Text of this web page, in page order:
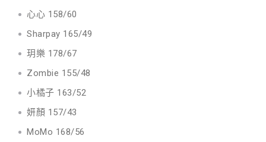
心心 158/60
Sharpay 165/49
玥樂 178/67
Zombie 155/48
小橘子 163/52
妍顏 157/43
MoMo 168/56